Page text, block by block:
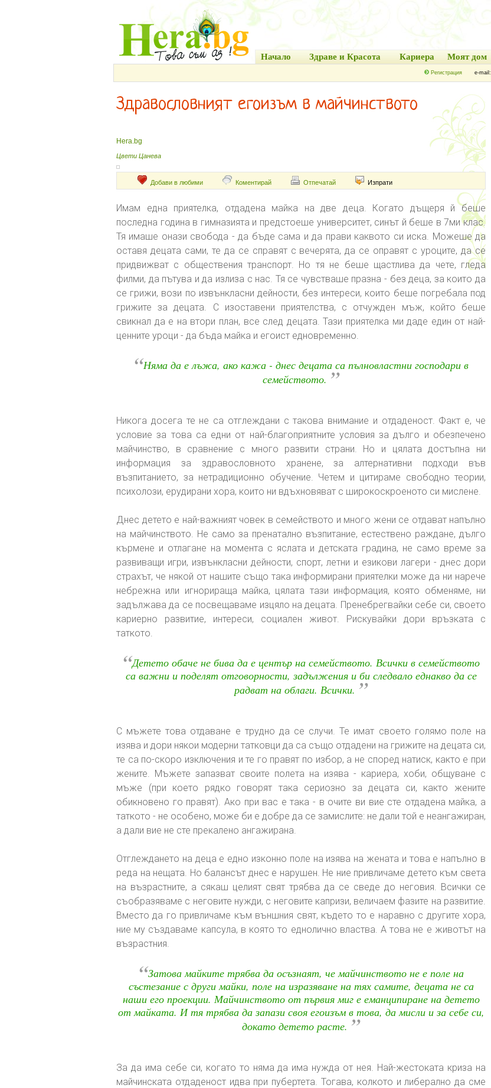
Начало Здраве и Красота Кариера Моят дом
Регистрация e-mail:
Здравословният егоизъм в майчинството
Hera.bg
Цвети Цанева
Добави в любими Коментирай Отпечатай Изпрати
Имам една приятелка, отдадена майка на две деца. Когато дъщеря й беше
последна година в гимназията и предстоеше университет, синът й беше в 7ми клас.
Тя имаше онази свобода - да бъде сама и да прави каквото си иска. Можеше да
оставя децата сами, те да се справят с вечерята, да се оправят с уроците, да се
придвижват с обществения транспорт. Но тя не беше щастлива да чете, гледа
филми, да пътува и да излиза с нас. Тя се чувстваше празна - без деца, за които да
се грижи, вози по извънкласни дейности, без интереси, които беше погребала под
грижите за децата. С изоставени приятелства, с отчужден мъж, който беше
свикнал да е на втори план, все след децата. Тази приятелка ми даде един от най-
ценните уроци - да бъда майка и егоист едновременно.
“Няма да е лъжа, ако кажа - днес децата са пълновластни господари в
семейството. ”
Никога досега те не са отглеждани с такова внимание и отдаденост. Факт е, че
условие за това са едни от най-благоприятните условия за дълго и обезпечено
майчинство, в сравнение с много развити страни. Но и цялата достъпна ни
информация за здравословното хранене, за алтернативни подходи във
възпитанието, за нетрадиционно обучение. Четем и цитираме свободно теории,
психолози, ерудирани хора, които ни вдъхновяват с широкоскроеното си мислене.
Днес детето е най-важният човек в семейството и много жени се отдават напълно
на майчинството. Не само за пренатално възпитание, естествено раждане, дълго
кърмене и отлагане на момента с яслата и детската градина, не само време за
развиващи игри, извънкласни дейности, спорт, летни и езикови лагери - днес дори
страхът, че някой от нашите също така информирани приятелки може да ни нарече
небрежна или игнорираща майка, цялата тази информация, която обменяме, ни
задължава да се посвещаваме изцяло на децата. Пренебрегвайки себе си, своето
кариерно развитие, интереси, социален живот. Рискувайки дори връзката с
таткото.
“Детето обаче не бива да е център на семейството. Всички в семейството
са важни и поделят отговорности, задължения и би следвало еднакво да се
радват на облаги. Всички. ”
С мъжете това отдаване е трудно да се случи. Те имат своето голямо поле на
изява и дори някои модерни татковци да са също отдадени на грижите на децата си,
те са по-скоро изключения и те го правят по избор, а не според натиск, както е при
жените. Мъжете запазват своите полета на изява - кариера, хоби, общуване с
мъже (при което рядко говорят така сериозно за децата си, както жените
обикновено го правят). Ако при вас е така - в очите ви вие сте отдадена майка, а
таткото - не особено, може би е добре да се замислите: не дали той е неангажиран,
а дали вие не сте прекалено ангажирана.
Отглеждането на деца е едно изконно поле на изява на жената и това е напълно в
реда на нещата. Но балансът днес е нарушен. Не ние привличаме детето към света
на възрастните, а сякаш целият свят трябва да се сведе до неговия. Всички се
съобразяваме с неговите нужди, с неговите капризи, величаем фазите на развитие.
Вместо да го привличаме към външния свят, където то е наравно с другите хора,
ние му създаваме капсула, в която то еднолично властва. А това не е животът на
възрастния.
“Затова майките трябва да осъзнаят, че майчинството не е поле на
състезание с други майки, поле на изразяване на тях самите, децата не са
наши его проекции. Майчинството от първия миг е еманципиране на детето
от майката. И тя трябва да запази своя егоизъм в това, да мисли и за себе си,
докато детето расте. ”
За да има себе си, когато то няма да има нужда от нея. Най-жестоката криза на
майчинската отдаденост идва при пубертета. Тогава, колкото и либерално да сме